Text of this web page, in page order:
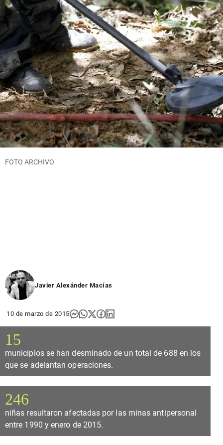
FOTO ARCHIVO
Javier Alexánder Macías
10 de marzo de 2015
15
municipios se han desminado de un total de 688 en los
que se adelantan operaciones.
246
niñas resultaron afectadas por las minas antipersonal
entre 1990 y enero de 2015.